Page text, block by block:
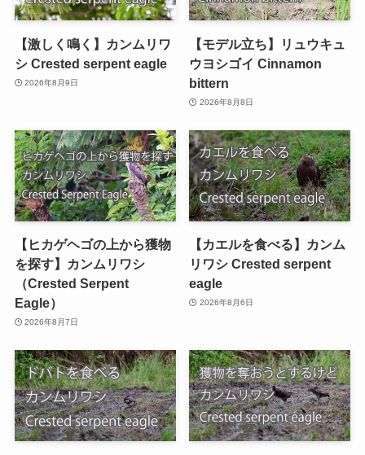
【激しく鳴く】カンムリワ
シ Crested serpent eagle
2026年8月9日
【モデル立ち】リュウキュ
ウヨシゴイ Cinnamon
bittern
2026年8月8日
【ヒカゲヘゴの上から獲物
を探す】カンムリワシ
（Crested Serpent
Eagle）
2026年8月7日
【カエルを食べる】カンム
リワシ Crested serpent
eagle
2026年8月6日